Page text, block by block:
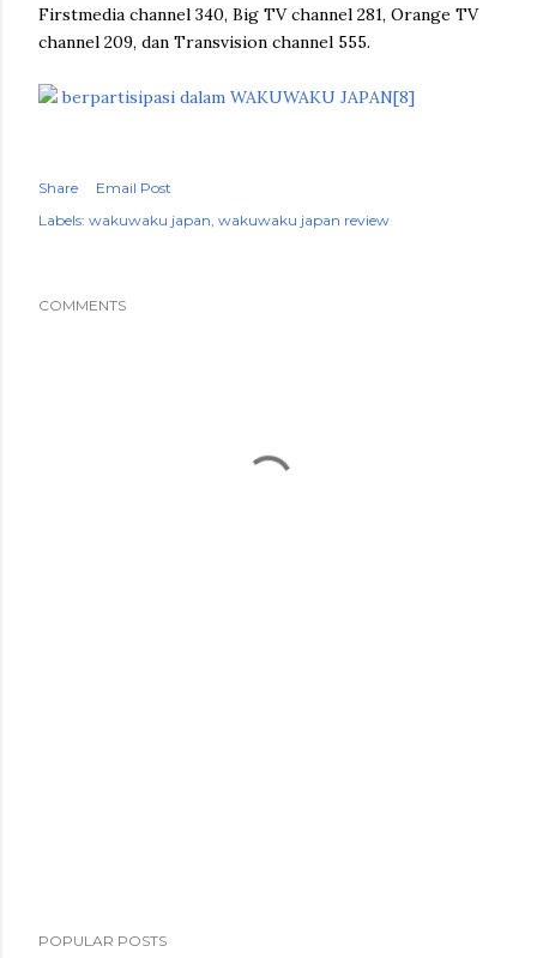
Firstmedia channel 340, Big TV channel 281, Orange TV
channel 209, dan Transvision channel 555.
berpartisipasi dalam WAKUWAKU JAPAN[8]
Share
Email Post
Labels: wakuwaku japan wakuwaku japan review
COMMENTS
POPULAR POSTS